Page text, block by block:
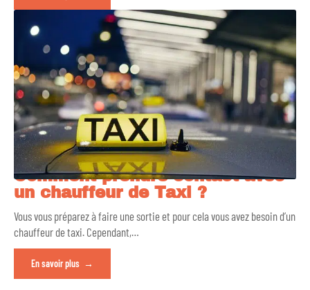
Comment prendre contact avec
un chauffeur de Taxi ?
Vous vous préparez à faire une sortie et pour cela vous avez besoin d’un
chauffeur de taxi. Cependant,…
En savoir plus